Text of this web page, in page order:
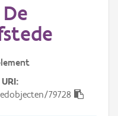
URI
79728